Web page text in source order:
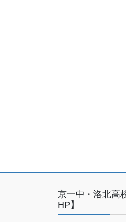
京一中・洛北高
HP】